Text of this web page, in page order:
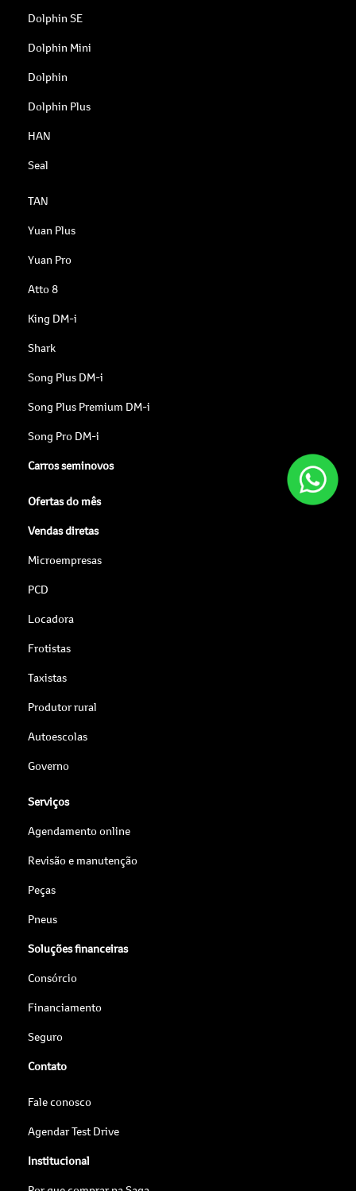
Dolphin SE
Dolphin Mini
Dolphin
Dolphin Plus
HAN
Seal
TAN
Yuan Plus
Yuan Pro
Atto 8
King DM-i
Shark
Song Plus DM-i
Song Plus Premium DM-i
Song Pro DM-i
Carros seminovos
Ofertas do mês
Vendas diretas
Microempresas
PCD
Locadora
Frotistas
Taxistas
Produtor rural
Autoescolas
Governo
Serviços
Agendamento online
Revisão e manutenção
Peças
Pneus
Soluções financeiras
Consórcio
Financiamento
Seguro
Contato
Fale conosco
Agendar Test Drive
Institucional